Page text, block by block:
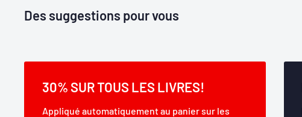
Des suggestions pour vous
30% SUR TOUS LES LIVRES!
Appliqué automatiquement au panier sur les